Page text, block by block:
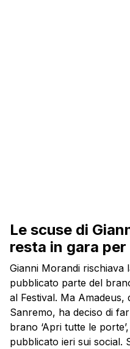
Le scuse di
resta in gara per
Gianni Morandi rischiava
pubblicato parte del
al Festival. Ma Amadeus,
Sanremo, ha deciso di
brano ‘Apri tutte le
pubblicato ieri sui social.